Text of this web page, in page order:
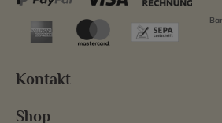
Shop
Kontakt